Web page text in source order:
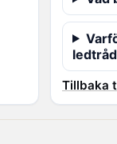
Tillbaka